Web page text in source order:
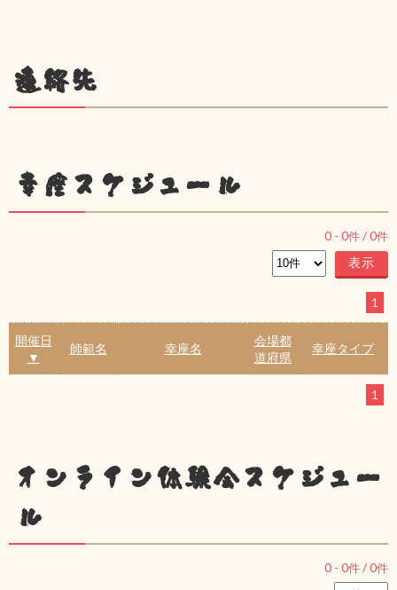
連絡先
幸座スケジュール
0 - 0件 /0件
1
開催日
▼
師範名 幸座名
会場都
道府県
幸座タイプ
1
オンライン体験会スケジュー
ル
0 - 0件 /0件